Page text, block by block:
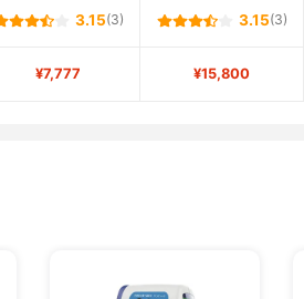
3.15(3) 3.15(3)
¥7,777 ¥15,800